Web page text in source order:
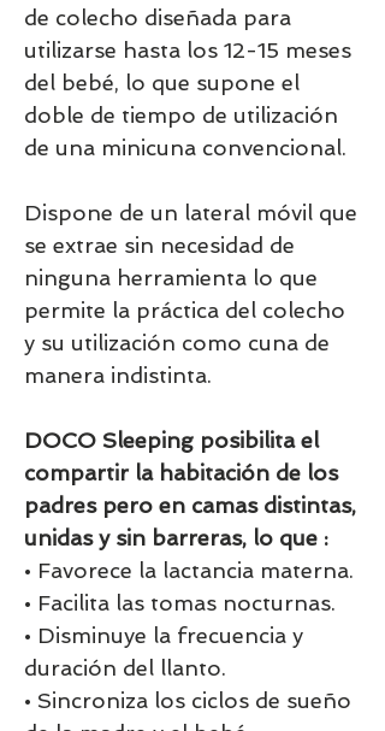
de colecho diseñada para
utilizarse hasta los 12-15 meses
del bebé, lo que supone el
doble de tiempo de utilización
de una minicuna convencional.
Dispone de un lateral móvil que
se extrae sin necesidad de
ninguna herramienta lo que
permite la práctica del colecho
y su utilización como cuna de
manera indistinta.
DOCO Sleeping posibilita el
compartir la habitación de los
padres pero en camas distintas,
unidas y sin barreras, lo que :
• Favorece la lactancia materna.
• Facilita las tomas nocturnas.
• Disminuye la frecuencia y
duración del llanto.
• Sincroniza los ciclos de sueño